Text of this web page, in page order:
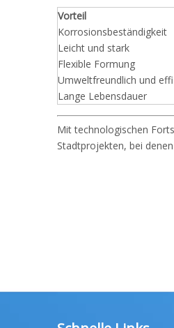
Vorteil
Korrosionsbeständigkeit
Leicht und stark
Flexible Formung
Umweltfreundlich und
Lange Lebensdauer
Mit technologischen
Stadtprojekten, bei